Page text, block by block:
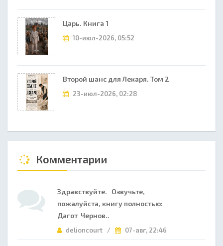
Царь. Книга 1
10-июл-2026, 05:52
Второй шанс для Лекаря. Том 2
23-июл-2026, 02:28
Комментарии
Здравствуйте. Озвучьте,
пожалуйста, книгу полностью:
Дагот Чернов..
delioncourt / 07-авг, 22:46